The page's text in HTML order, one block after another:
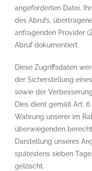
angeforderten Datei,
des Abrufs,
anfragenden Provider
Abruf dokumentiert.
Diese Zugriffsdaten
der Sicherstellung
sowie der
Dies dient gemäß Art. 6
Wahrung unserer im
überwiegenden
Darstellung unseres
spätestens sieben
gelöscht.